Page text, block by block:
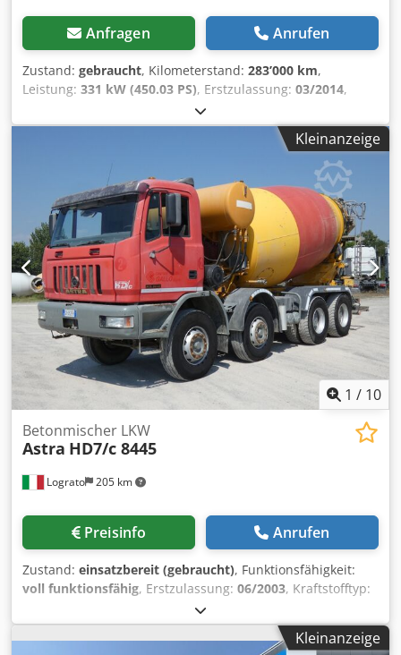
Anfragen Anrufen
Zustand: gebraucht, Kilometerstand: 283’000 km,
Leistung: 331 kW (450.03 PS), Erstzulassung: 03/2014,
, Gesamtgewicht:
Retarder, Getriebetyp:Halbautomatisch, Emissionsklasse:
, - Retarder- Klima-
Automatik- Liebherr 9m3- Moser 2 SeitenkipperFederung:
Crsdpfx Apszq Nt So Isf Blattfederung
Kleinanzeige
1 / 10
Lograto 205 km
Betonmischer LKW
Astra HD7/c 8445
Preisinfo Anrufen
Zustand: einsatzbereit (gebraucht), Funktionsfähigkeit:
voll funktionsfähig, Erstzulassung: 06/2003, Kraftstofftyp:
, Achsen-Konfiguration:8x4
Fahrerkabine:Fahrerhaus, Getriebetyp:mechanisch,
Federung:Blatt, Baujahr:2003, ASTRA HD7/c, Baujahr
Kleinanzeige